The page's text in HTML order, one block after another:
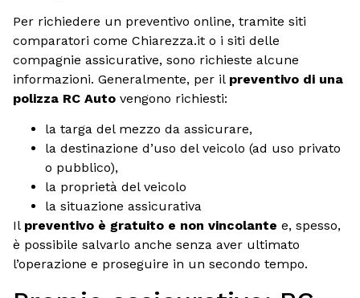
Per richiedere un preventivo online, tramite siti
comparatori come Chiarezza.it o i siti delle
compagnie assicurative, sono richieste alcune
informazioni. Generalmente, per il preventivo di una
polizza RC Auto vengono richiesti:
la targa del mezzo da assicurare,
la destinazione d’uso del veicolo (ad uso privato
o pubblico),
la proprietà del veicolo
la situazione assicurativa
Il preventivo è gratuito e non vincolante e, spesso,
è possibile salvarlo anche senza aver ultimato
l’operazione e proseguire in un secondo tempo.